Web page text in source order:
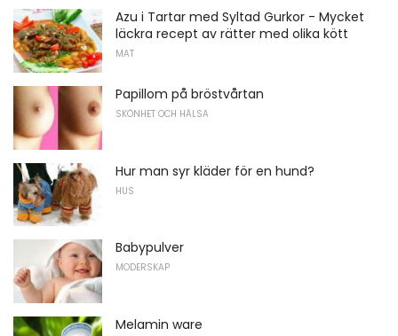
Azu i Tartar med Syltad Gurkor - Mycket
läckra recept av rätter med olika kött
MAT
Papillom på bröstvårtan
SKÖNHET OCH HÄLSA
Hur man syr kläder för en hund?
HUS
Babypulver
MODERSKAP
Melamin ware